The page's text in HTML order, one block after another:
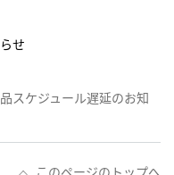
せ
スケジュール遅延のお知
このページのトップへ